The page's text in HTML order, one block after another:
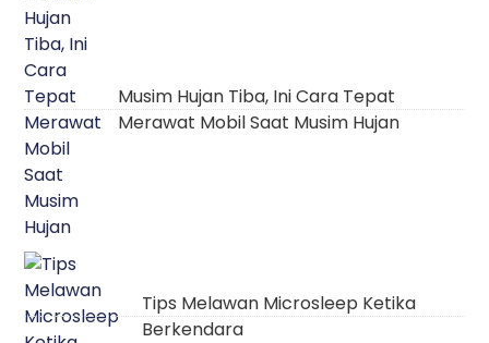
Musim Hujan Tiba, Ini Cara Tepat
Merawat Mobil Saat Musim Hujan
Tips Melawan Microsleep Ketika
Berkendara